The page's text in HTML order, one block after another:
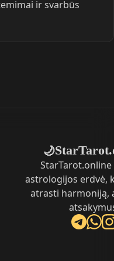
ir svarbūs
🌙
StarTarot.online
astrologijos erdvė,
atrasti harmoniją,